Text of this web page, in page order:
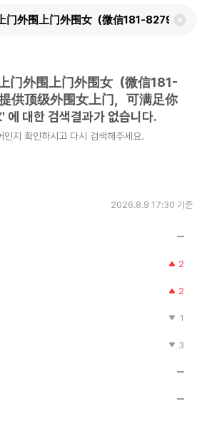
검
门外围上门外围女（微信181-
供顶级外围女上门，可满足你
' 에 대한 검색결과가 없습니다.
인지 확인하시고 다시 검색해주세요.
2026.8.9 17:30 기준
2
2
1
3